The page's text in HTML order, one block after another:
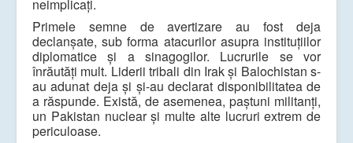
neimplicați.
Primele semne de avertizare au fost deja
declanșate, sub forma atacurilor asupra instituțiilor
diplomatice și a sinagogilor. Lucrurile se vor
înrăutăți mult. Liderii tribali din Irak și Balochistan s-
au adunat deja și și-au declarat disponibilitatea de
a răspunde. Există, de asemenea, paștuni militanți,
un Pakistan nuclear și multe alte lucruri extrem de
periculoase.